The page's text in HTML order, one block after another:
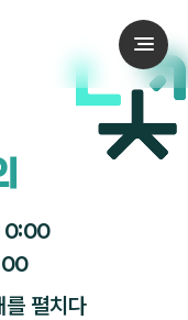
를 펼치다